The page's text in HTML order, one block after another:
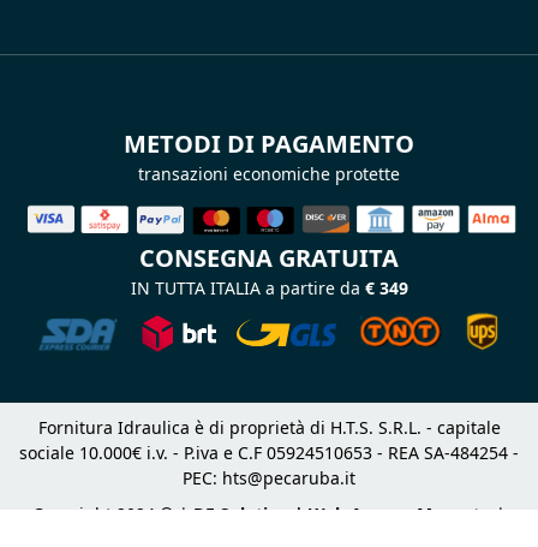
METODI DI PAGAMENTO
transazioni economiche protette
CONSEGNA GRATUITA
IN TUTTA ITALIA a partire da € 349
Fornitura Idraulica è di proprietà di H.T.S. S.R.L. - capitale
sociale 10.000€ i.v. - P.iva e C.F 05924510653 - REA SA-484254 -
PEC: hts@pecaruba.it
Copyright 2024 © | DF Solution | Web Agency Magento
|